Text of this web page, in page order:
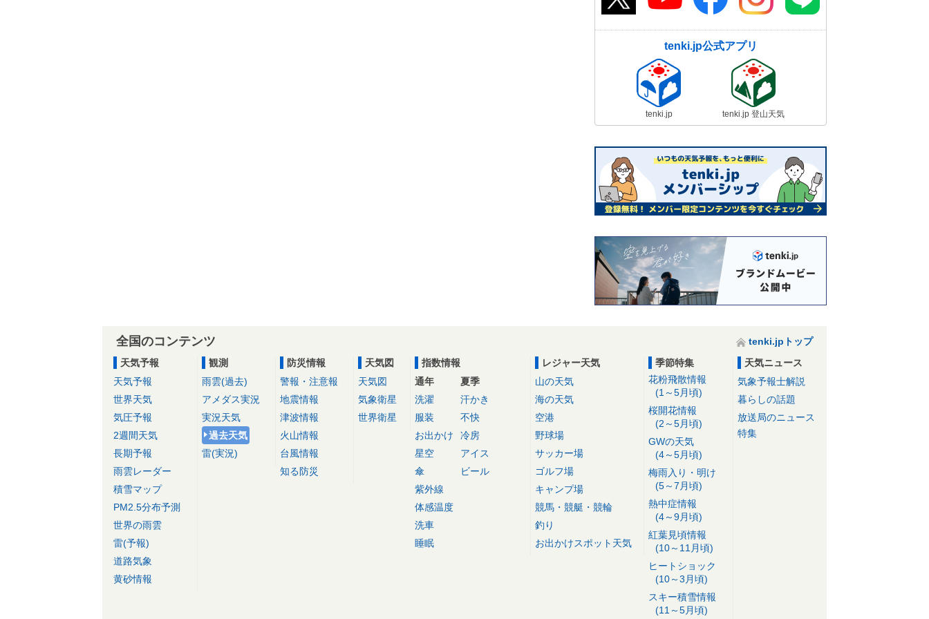
tenki.jp公式アプリ
tenki.jp tenki.jp 登山天気
全国のコンテンツ
tenki.jpトップ
天気予報
天気予報
世界天気
気圧予報
2週間天気
長期予報
雨雲レーダー
積雪マップ
PM2.5分布予測
世界の雨雲
雷(予報)
道路気象
黄砂情報
観測
雨雲(過去)
アメダス実況
実況天気
過去天気
雷(実況)
防災情報
警報・注意報
地震情報
津波情報
火山情報
台風情報
知る防災
天気図
天気図
気象衛星
世界衛星
指数情報
通年
洗濯
服装
お出かけ
星空
傘
紫外線
体感温度
洗車
睡眠
夏季
汗かき
不快
冷房
アイス
ビール
レジャー天気
山の天気
海の天気
空港
野球場
サッカー場
ゴルフ場
キャンプ場
競馬・競艇・競輪
釣り
お出かけスポット天気
季節特集
花粉飛散情報
(1～5月頃)
桜開花情報
(2～5月頃)
GWの天気
(4～5月頃)
梅雨入り・明け
(5～7月頃)
熱中症情報
(4～9月頃)
紅葉見頃情報
(10～11月頃)
ヒートショック
(10～3月頃)
スキー積雪情報
(11～5月頃)
天気ニュース
気象予報士解説
暮らしの話題
放送局のニュース
特集